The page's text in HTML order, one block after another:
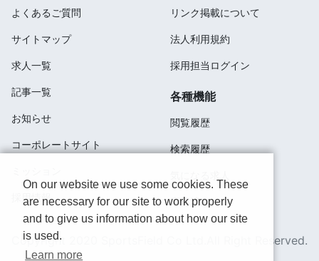
よくあるご質問
サイトマップ
求人一覧
記事一覧
お知らせ
コーポレートサイト
採用情報
リンク掲載について
法人利用規約
採用担当ログイン
各種機能
閲覧履歴
検索履歴
応募済み
Copyright 2020 SportsField Co Ltd.All Right Reserved.
On our website we use some cookies. These
are necessary for our site to work properly
and to give us information about how our site
is used.
Learn more